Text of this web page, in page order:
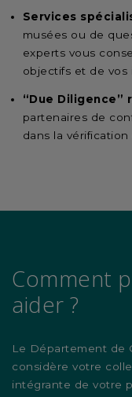
Services
musées ou de
experts vous
objectifs et de vos
“Due Diligence”
partenaires de
dans la
Comment
aider ?
Le Département de
considère votre
intégrante de votre